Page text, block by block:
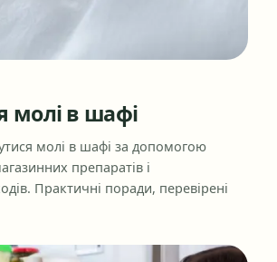
молі в шафі
молі в шафі за допомогою
препаратів і
Практичні поради, перевірені